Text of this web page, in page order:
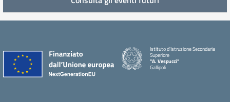
Istituto d'Istruzione Secondaria
Superiore
"A. Vespucci"
Gallipoli